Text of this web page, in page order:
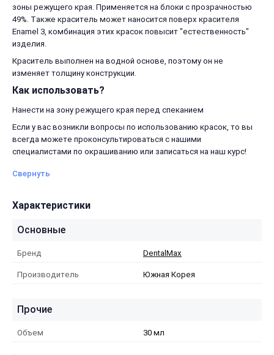
зоны режущего края. Применяется на блоки с прозрачностью
49%. Также краситель может наносится поверх красителя
Enamel 3, комбинация этих красок повысит "естественность"
изделия.
Краситель выполнен на водной основе, поэтому он не
изменяет толщину конструкции.
Как использовать?
Нанести на зону режущего края перед спеканием
Если у вас возникли вопросы по использованию красок, то вы
всегда можете проконсультироваться с нашими
специалистами по окрашиванию или записаться на наш курс!
Свернуть
Характеристики
Основные
Бренд DentalMax
Производитель Южная Корея
Прочие
Объем 30 мл